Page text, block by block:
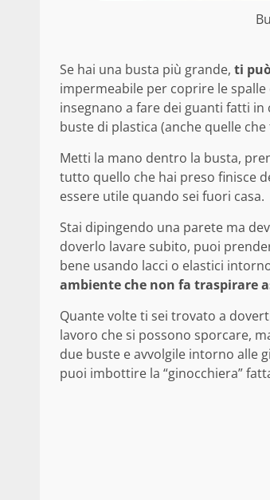
Se hai una busta più grande, ti
impermeabile per coprire le
insegnano a fare dei guanti fatti
buste di plastica (anche quelle
Metti la mano dentro la busta,
tutto quello che hai preso finisce
essere utile quando sei fuori casa.
Stai dipingendo una parete ma
doverlo lavare subito, puoi
bene usando lacci o elastici
ambiente che non fa traspirare
Quante volte ti sei trovato a
lavoro che si possono sporcare,
due buste e avvolgile intorno alle
puoi imbottire la “ginocchiera”